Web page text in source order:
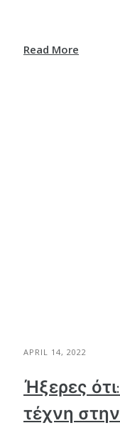
Read More
APRIL 14, 2022
Ήξερες
τέχνη στην